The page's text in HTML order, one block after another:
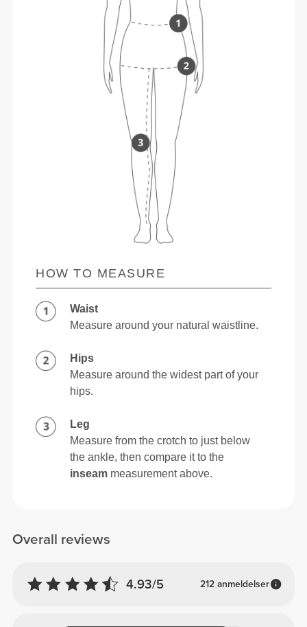
Overall reviews
4.93/5 212 anmeldelser
HOW TO MEASURE
Waist
Measure around your natural waistline.
Hips
Measure around the widest part of your
hips.
Leg
Measure from the crotch to just below
the ankle, then compare it to the
inseam measurement above.